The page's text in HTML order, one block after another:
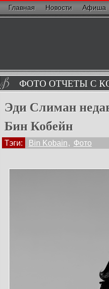
Главная Новости Афиша
ФОТО ОТЧЕТЫ С
Эди Слиман
Бин Кобейн
Тэги: Bin Kobain, Фото